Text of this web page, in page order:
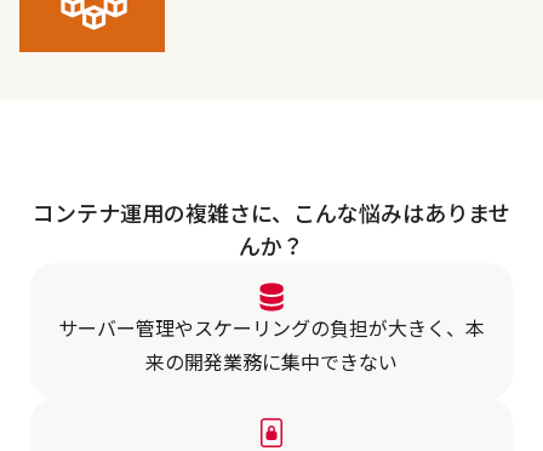
コンテナ運用の複雑さに、こんな悩みはありませ
んか？
サーバー管理やスケーリングの負担が大きく、本
来の開発業務に集中できない